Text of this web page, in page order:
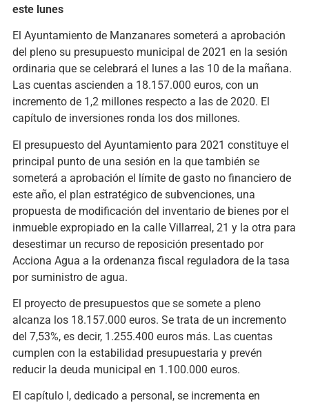
este lunes
El Ayuntamiento de Manzanares someterá a aprobación
del pleno su presupuesto municipal de 2021 en la sesión
ordinaria que se celebrará el lunes a las 10 de la mañana.
Las cuentas ascienden a 18.157.000 euros, con un
incremento de 1,2 millones respecto a las de 2020. El
capítulo de inversiones ronda los dos millones.
El presupuesto del Ayuntamiento para 2021 constituye el
principal punto de una sesión en la que también se
someterá a aprobación el límite de gasto no financiero de
este año, el plan estratégico de subvenciones, una
propuesta de modificación del inventario de bienes por el
inmueble expropiado en la calle Villarreal, 21 y la otra para
desestimar un recurso de reposición presentado por
Acciona Agua a la ordenanza fiscal reguladora de la tasa
por suministro de agua.
El proyecto de presupuestos que se somete a pleno
alcanza los 18.157.000 euros. Se trata de un incremento
del 7,53%, es decir, 1.255.400 euros más. Las cuentas
cumplen con la estabilidad presupuestaria y prevén
reducir la deuda municipal en 1.100.000 euros.
El capítulo I, dedicado a personal, se incrementa en